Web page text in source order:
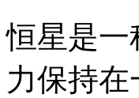
恒星是一
力保持